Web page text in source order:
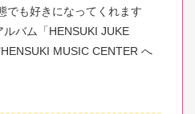
でも好きになってくれます
バム「HENSUKI JUKE
MUSIC CENTER へ